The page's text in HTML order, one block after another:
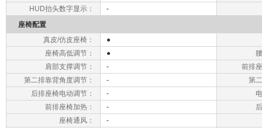
HUD抬头数字显示：
-
座椅配置
真皮/仿皮座椅：
●
座椅高低调节：
●
肩部支撑调节：
-
前排
第二排靠背角度调节：
-
第
后排座椅电动调节：
-
前排座椅加热：
-
座椅通风：
-